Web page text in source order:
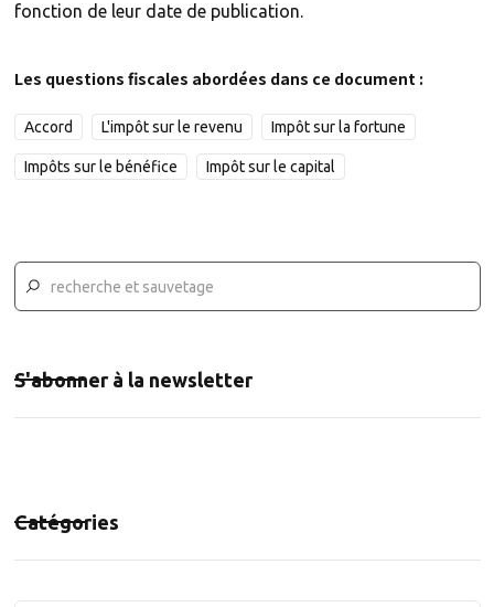
fonction de leur date de publication.
Les questions fiscales abordées dans ce document :
Accord L'impôt sur le revenu Impôt sur la fortune
Impôts sur le bénéfice Impôt sur le capital
S'abonner à la newsletter
Catégories